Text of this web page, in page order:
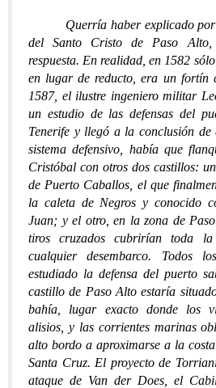
Querría haber explicado por
del Santo Cristo de Paso
respuesta. En realidad, en 1582
en lugar de reducto, era un fortín
1587, el ilustre ingeniero militar
un estudio de las defensas del
Tenerife y llegó a la conclusión
sistema defensivo, había que
Cristóbal con otros dos castillos:
de Puerto Caballos, el que
la caleta de Negros y conocido
Juan; y el otro, en la zona de
tiros cruzados cubrirían toda
cualquier desembarco. Todos
estudiado la defensa del puerto
castillo de Paso Alto estaría
bahía, lugar exacto donde los
alisios, y las corrientes marinas
alto bordo a aproximarse a la
Santa Cruz. El proyecto de
ataque de Van der Does, el